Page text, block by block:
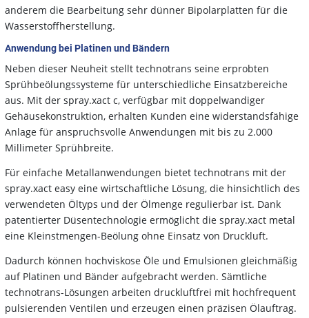
anderem die Bearbeitung sehr dünner Bipolarplatten für die
Wasserstoffherstellung.
Anwendung bei Platinen und Bändern
Neben dieser Neuheit stellt technotrans seine erprobten
Sprühbeölungssysteme für unterschiedliche Einsatzbereiche
aus. Mit der spray.xact c, verfügbar mit doppelwandiger
Gehäusekonstruktion, erhalten Kunden eine widerstandsfähige
Anlage für anspruchsvolle Anwendungen mit bis zu 2.000
Millimeter Sprühbreite.
Für einfache Metallanwendungen bietet technotrans mit der
spray.xact easy eine wirtschaftliche Lösung, die hinsichtlich des
verwendeten Öltyps und der Ölmenge regulierbar ist. Dank
patentierter Düsentechnologie ermöglicht die spray.xact metal
eine Kleinstmengen-Beölung ohne Einsatz von Druckluft.
Dadurch können hochviskose Öle und Emulsionen gleichmäßig
auf Platinen und Bänder aufgebracht werden. Sämtliche
technotrans-Lösungen arbeiten druckluftfrei mit hochfrequent
pulsierenden Ventilen und erzeugen einen präzisen Ölauftrag.